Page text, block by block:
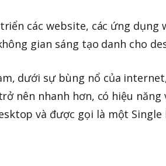
các website, các ứng dụng
gian sáng tạo danh cho
dưới sự bùng nổ của
nên nhanh hơn, có hiệu
và được gọi là một Single